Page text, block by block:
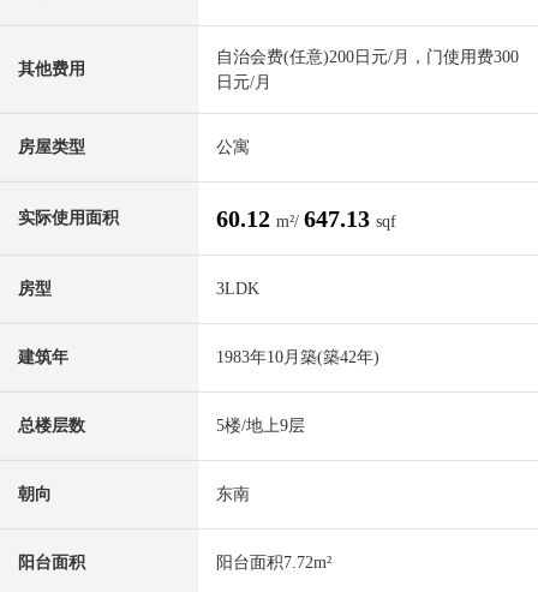
其他费用
自治会费(任意)200日元/月，门使用费300
日元/月
房屋类型 公寓
实际使用面积 60.12 m²/ 647.13 sqf
房型 3LDK
建筑年 1983年10月築(築42年)
总楼层数 5楼/地上9层
朝向 东南
阳台面积 阳台面积7.72m²